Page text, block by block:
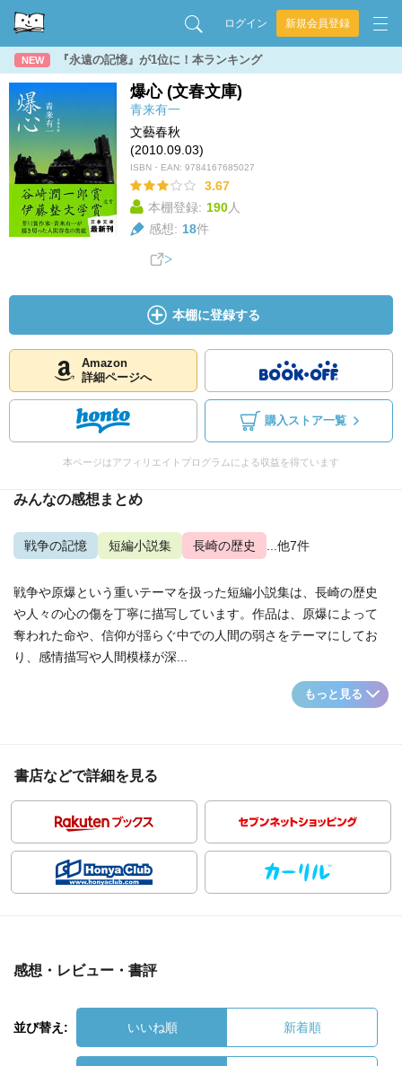
ログイン 新規会員登録
NEW 『永遠の記憶』が1位に！本ランキング
爆心 (文春文庫)
青来有一
文藝春秋
(2010.09.03)
ISBN・EAN: 9784167685027
3.67
本棚登録: 190人
感想: 18件
本棚に登録する
Amazon
詳細ページへ
購入ストア一覧
本ページはアフィリエイトプログラムによる収益を得ています
みんなの感想まとめ
戦争の記憶 短編小説集 長崎の歴史 ...他7件
戦争や原爆という重いテーマを扱った短編小説集は、長崎の歴史
や人々の心の傷を丁寧に描写しています。作品は、原爆によって
奪われた命や、信仰が揺らぐ中での人間の弱さをテーマにしてお
り、感情描写や人間模様が深...
もっと見る
書店などで詳細を見る
感想・レビュー・書評
並び替え: いいね順 新着順